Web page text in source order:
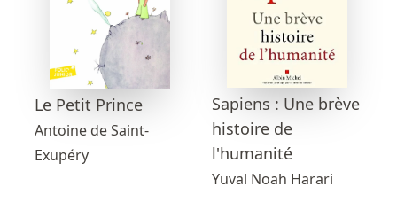
Le Petit Prince
Antoine de Saint-
Exupéry
Sapiens : Une brève
histoire de
l'humanité
Yuval Noah Harari